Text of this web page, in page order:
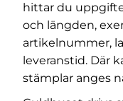
hittar du
och längden,
artikelnummer,
leveranstid. Där
stämplar anges